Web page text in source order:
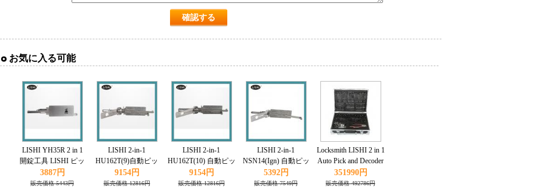
お気に入る可能
LISHI YH35R 2 in 1
開錠工具 LISHI ピッ
ク Yamaha対応
3887円
販売価格 5443円
LISHI 2-in-1
HU162T(9)自動ピッ
クとデコーダ VW 対
応
9154円
販売価格 12816円
LISHI 2-in-1
HU162T(10) 自動ピッ
クとデコーダAudi対
応
9154円
販売価格 12816円
LISHI 2-in-1
NSN14(Ign) 自動ピッ
クとデコーダ Nissan
対応
5392円
販売価格 7549円
Locksmith LISHI 2 in 1
Auto Pick and Decoder
Kit 77pcs/set
351990円
販売価格 492786円